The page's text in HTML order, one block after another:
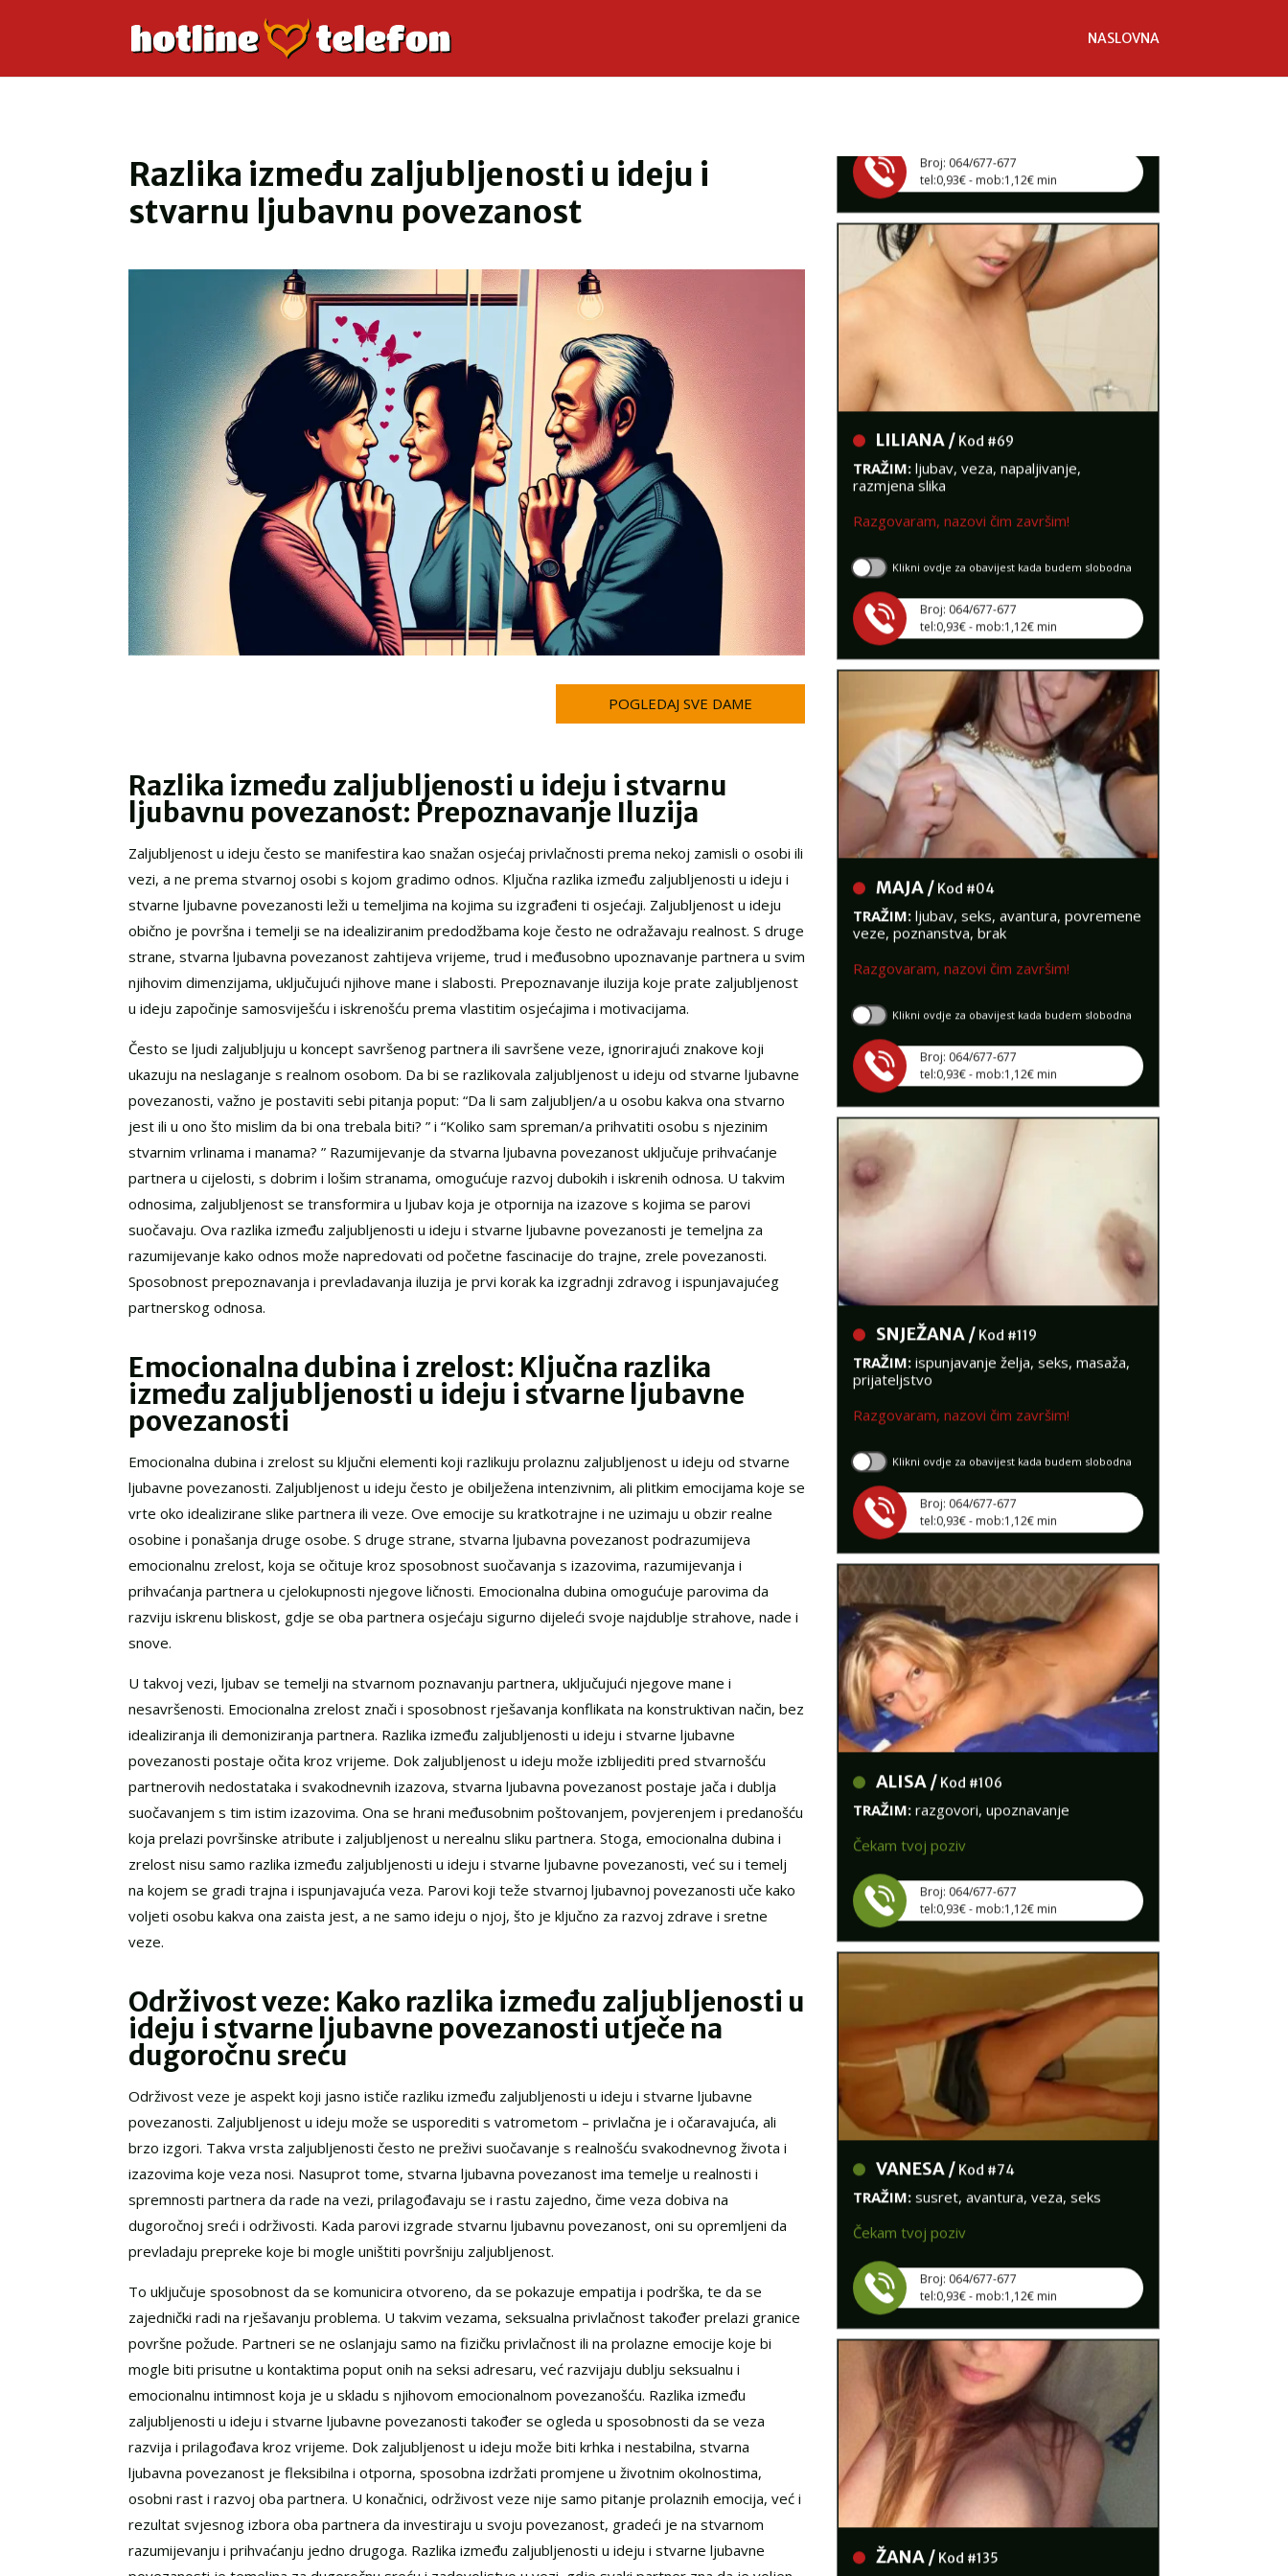
NASLOVNA
Razlika između zaljubljenosti u ideju i
stvarnu ljubavnu povezanost
POGLEDAJ SVE DAME
Razlika između zaljubljenosti u ideju i stvarnu
ljubavnu povezanost: Prepoznavanje Iluzija
Zaljubljenost u ideju često se manifestira kao snažan osjećaj privlačnosti prema nekoj zamisli o osobi ili
vezi, a ne prema stvarnoj osobi s kojom gradimo odnos. Ključna razlika između zaljubljenosti u ideju i
stvarne ljubavne povezanosti leži u temeljima na kojima su izgrađeni ti osjećaji. Zaljubljenost u ideju
obično je površna i temelji se na idealiziranim predodžbama koje često ne odražavaju realnost. S druge
strane, stvarna ljubavna povezanost zahtijeva vrijeme, trud i međusobno upoznavanje partnera u svim
njihovim dimenzijama, uključujući njihove mane i slabosti. Prepoznavanje iluzija koje prate zaljubljenost
u ideju započinje samosviješću i iskrenošću prema vlastitim osjećajima i motivacijama.
Često se ljudi zaljubljuju u koncept savršenog partnera ili savršene veze, ignorirajući znakove koji
ukazuju na neslaganje s realnom osobom. Da bi se razlikovala zaljubljenost u ideju od stvarne ljubavne
povezanosti, važno je postaviti sebi pitanja poput: “Da li sam zaljubljen/a u osobu kakva ona stvarno
jest ili u ono što mislim da bi ona trebala biti? ” i “Koliko sam spreman/a prihvatiti osobu s njezinim
stvarnim vrlinama i manama? ” Razumijevanje da stvarna ljubavna povezanost uključuje prihvaćanje
partnera u cijelosti, s dobrim i lošim stranama, omogućuje razvoj dubokih i iskrenih odnosa. U takvim
odnosima, zaljubljenost se transformira u ljubav koja je otpornija na izazove s kojima se parovi
suočavaju. Ova razlika između zaljubljenosti u ideju i stvarne ljubavne povezanosti je temeljna za
razumijevanje kako odnos može napredovati od početne fascinacije do trajne, zrele povezanosti.
Sposobnost prepoznavanja i prevladavanja iluzija je prvi korak ka izgradnji zdravog i ispunjavajućeg
partnerskog odnosa.
Emocionalna dubina i zrelost: Ključna razlika
između zaljubljenosti u ideju i stvarne ljubavne
povezanosti
Emocionalna dubina i zrelost su ključni elementi koji razlikuju prolaznu zaljubljenost u ideju od stvarne
ljubavne povezanosti. Zaljubljenost u ideju često je obilježena intenzivnim, ali plitkim emocijama koje se
vrte oko idealizirane slike partnera ili veze. Ove emocije su kratkotrajne i ne uzimaju u obzir realne
osobine i ponašanja druge osobe. S druge strane, stvarna ljubavna povezanost podrazumijeva
emocionalnu zrelost, koja se očituje kroz sposobnost suočavanja s izazovima, razumijevanja i
prihvaćanja partnera u cjelokupnosti njegove ličnosti. Emocionalna dubina omogućuje parovima da
razviju iskrenu bliskost, gdje se oba partnera osjećaju sigurno dijeleći svoje najdublje strahove, nade i
snove.
U takvoj vezi, ljubav se temelji na stvarnom poznavanju partnera, uključujući njegove mane i
nesavršenosti. Emocionalna zrelost znači i sposobnost rješavanja konflikata na konstruktivan način, bez
idealiziranja ili demoniziranja partnera. Razlika između zaljubljenosti u ideju i stvarne ljubavne
povezanosti postaje očita kroz vrijeme. Dok zaljubljenost u ideju može izblijediti pred stvarnošću
partnerovih nedostataka i svakodnevnih izazova, stvarna ljubavna povezanost postaje jača i dublja
suočavanjem s tim istim izazovima. Ona se hrani međusobnim poštovanjem, povjerenjem i predanošću
koja prelazi površinske atribute i zaljubljenost u nerealnu sliku partnera. Stoga, emocionalna dubina i
zrelost nisu samo razlika između zaljubljenosti u ideju i stvarne ljubavne povezanosti, već su i temelj
na kojem se gradi trajna i ispunjavajuća veza. Parovi koji teže stvarnoj ljubavnoj povezanosti uče kako
voljeti osobu kakva ona zaista jest, a ne samo ideju o njoj, što je ključno za razvoj zdrave i sretne
veze.
Održivost veze: Kako razlika između zaljubljenosti u
ideju i stvarne ljubavne povezanosti utječe na
dugoročnu sreću
Održivost veze je aspekt koji jasno ističe razliku između zaljubljenosti u ideju i stvarne ljubavne
povezanosti. Zaljubljenost u ideju može se usporediti s vatrometom – privlačna je i očaravajuća, ali
brzo izgori. Takva vrsta zaljubljenosti često ne preživi suočavanje s realnošću svakodnevnog života i
izazovima koje veza nosi. Nasuprot tome, stvarna ljubavna povezanost ima temelje u realnosti i
spremnosti partnera da rade na vezi, prilagođavaju se i rastu zajedno, čime veza dobiva na
dugoročnoj sreći i održivosti. Kada parovi izgrade stvarnu ljubavnu povezanost, oni su opremljeni da
prevladaju prepreke koje bi mogle uništiti površniju zaljubljenost.
To uključuje sposobnost da se komunicira otvoreno, da se pokazuje empatija i podrška, te da se
zajednički radi na rješavanju problema. U takvim vezama, seksualna privlačnost također prelazi granice
površne požude. Partneri se ne oslanjaju samo na fizičku privlačnost ili na prolazne emocije koje bi
mogle biti prisutne u kontaktima poput onih na seksi adresaru, već razvijaju dublju seksualnu i
emocionalnu intimnost koja je u skladu s njihovom emocionalnom povezanošću. Razlika između
zaljubljenosti u ideju i stvarne ljubavne povezanosti također se ogleda u sposobnosti da se veza
razvija i prilagođava kroz vrijeme. Dok zaljubljenost u ideju može biti krhka i nestabilna, stvarna
ljubavna povezanost je fleksibilna i otporna, sposobna izdržati promjene u životnim okolnostima,
osobni rast i razvoj oba partnera. U konačnici, održivost veze nije samo pitanje prolaznih emocija, već i
rezultat svjesnog izbora oba partnera da investiraju u svoju povezanost, gradeći je na stvarnom
razumijevanju i prihvaćanju jedno drugoga. Razlika između zaljubljenosti u ideju i stvarne ljubavne
tel:0,93€ - mob:1,12€ min
TRAŽIM:ljubav, veza, napaljivanje,
razmjena slika
tel:0,93€ - mob:1,12€ min
TRAŽIM:ljubav, seks, avantura, povremene
veze, poznanstva, brak
tel:0,93€ - mob:1,12€ min
TRAŽIM:ispunjavanje želja, seks, masaža,
prijateljstvo
tel:0,93€ - mob:1,12€ min
TRAŽIM:razgovori, upoznavanje
tel:0,93€ - mob:1,12€ min
TRAŽIM:susret, avantura, veza, seks
tel:0,93€ - mob:1,12€ min
TRAŽIM:zabava, iskušenje, avantura, veza